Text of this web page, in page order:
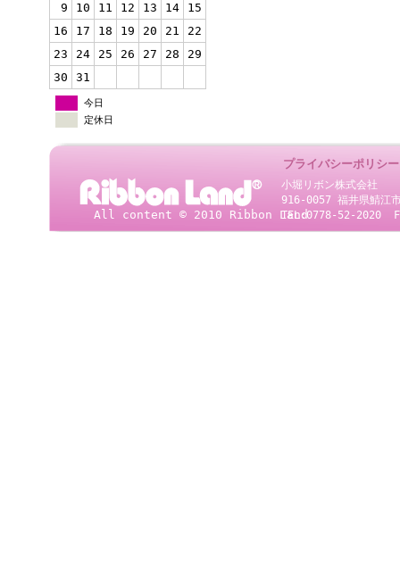
9
10 11 12 13 14
15
16
17 18 19 20 21
22
23
24 25 26 27 28
29
30
31
今日
定休日
プライバシーポリシー
All content © 2010 Ribbon Land
小堀リボン株式会社
916-0057 福井県鯖江
TEL:0778-52-2020